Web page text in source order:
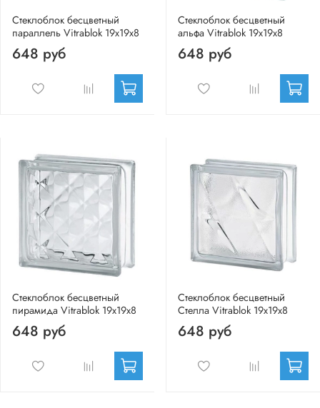
Стеклоблок бесцветный
параллель Vitrablok 19х19х8
648 руб
Стеклоблок бесцветный
альфа Vitrablok 19х19х8
648 руб
Стеклоблок бесцветный
пирамида Vitrablok 19х19х8
648 руб
Стеклоблок бесцветный
Стелла Vitrablok 19х19х8
648 руб